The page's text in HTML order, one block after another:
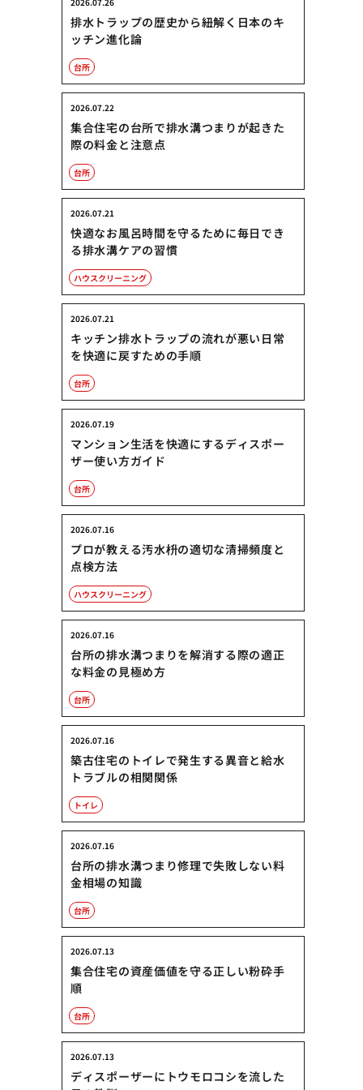
排水トラップの歴史から紐解く日本のキ
ッチン進化論
台所
集合住宅の台所で排水溝つまりが起きた
際の料金と注意点
2026.07.22
台所
快適なお風呂時間を守るために毎日でき
る排水溝ケアの習慣
2026.07.21
ハウスクリーニング
キッチン排水トラップの流れが悪い日常
を快適に戻すための手順
2026.07.21
台所
マンション生活を快適にするディスポー
ザー使い方ガイド
2026.07.19
台所
プロが教える汚水枡の適切な清掃頻度と
点検方法
2026.07.16
ハウスクリーニング
台所の排水溝つまりを解消する際の適正
な料金の見極め方
2026.07.16
台所
築古住宅のトイレで発生する異音と給水
トラブルの相関関係
2026.07.16
トイレ
台所の排水溝つまり修理で失敗しない料
金相場の知識
2026.07.16
台所
集合住宅の資産価値を守る正しい粉砕手
順
2026.07.13
台所
ディスポーザーにトウモロコシを流した
2026.07.13